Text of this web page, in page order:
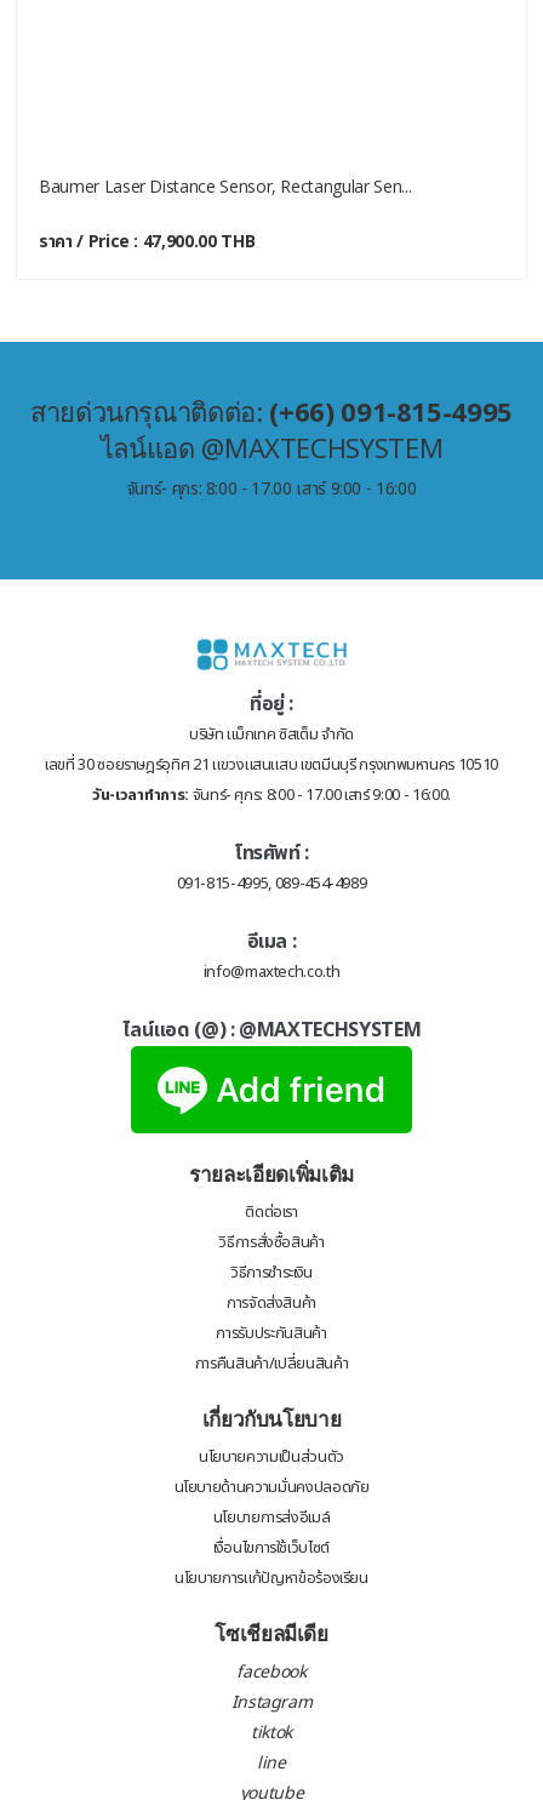
Baumer Laser Distance Sensor, Rectangular Sen...
ราคา / Price : 47,900.00 THB
สายด่วนกรุณาติดต่อ: (+66) 091-815-4995
ไลน์แอด @MAXTECHSYSTEM
จันทร์- ศุกร: 8:00 - 17.00 เสาร์ 9:00 - 16:00
ที่อยู่ :
บริษัท แม็กเทค ซิสเต็ม จำกัด
เลขที่ 30 ซอยราษฎร์อุทิศ 21 แขวงแสนแสบ เขตมีนบุรี กรุงเทพมหานคร 10510
วัน-เวลาทำการ: จันทร์- ศุกร: 8:00 - 17.00 เสาร์ 9:00 - 16:00.
โทรศัพท์ :
091-815-4995, 089-454-4989
อีเมล :
info@maxtech.co.th
ไลน์แอด (@) :@MAXTECHSYSTEM
รายละเอียดเพิ่มเติม
ติดต่อเรา
วิธีการสั่งซื้อสินค้า
วิธีการชำระเงิน
การจัดส่งสินค้า
การรับประกันสินค้า
การคืนสินค้า/เปลี่ยนสินค้า
เกี่ยวกับนโยบาย
นโยบายความเป็นส่วนตัว
นโยบายด้านความมั่นคงปลอดภัย
นโยบายการส่งอีเมล์
เงื่อนไขการใช้เว็บไซต์
นโยบายการแก้ปัญหาข้อร้องเรียน
โซเชียลมีเดีย
facebook
Instagram
tiktok
line
youtube